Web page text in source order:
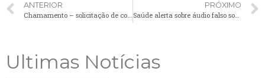
ANTERIOR
Chamamento – solicitação de comparecimento de candidatos – 09/07
PRÓXIMO
Saúde alerta sobre áudio falso sobre vacinação de caminhoneiros contra a Covid-19
Ultimas Notícias